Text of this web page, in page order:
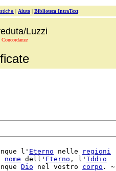
| Aiuto | Biblioteca IntraText
Luzzi
l' Eterno nelle
regioni
nome dell' Eterno , l' Iddio
Dio nel vostro corpo